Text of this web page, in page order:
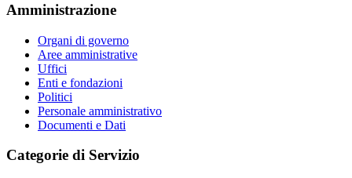
Amministrazione
Organi di governo
Aree amministrative
Uffici
Enti e fondazioni
Politici
Personale amministrativo
Documenti e Dati
Categorie di Servizio